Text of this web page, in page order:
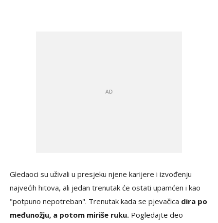
Gledaoci su uživali u presjeku njene karijere i izvođenju
najvećih hitova, ali jedan trenutak će ostati upamćen i kao
"potpuno nepotreban". Trenutak kada se pjevačica dira po
međunožju, a potom miriše ruku. Pogledajte deo